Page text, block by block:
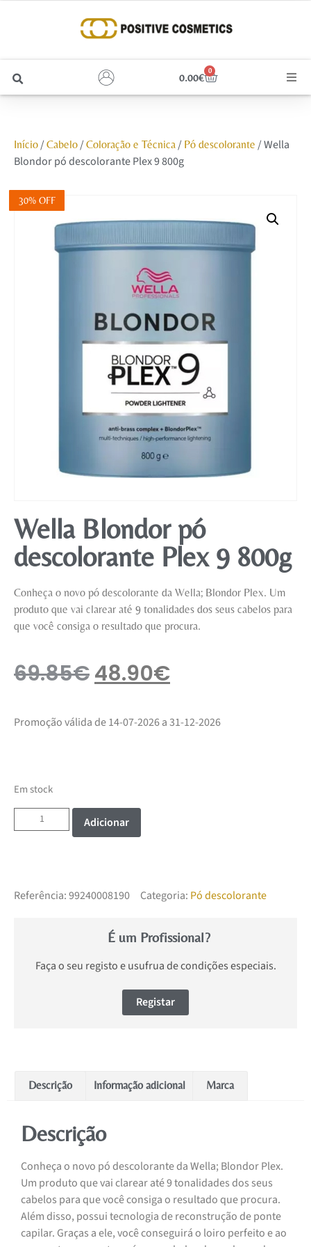
0.00€
0
Unhas
Início/ Cabelo/ Coloração e Técnica/ Pó descolorante / Wella
Blondor pó descolorante Plex 9 800g
30% OFF
Wella Blondor pó
descolorante Plex 9 800g
Conheça o novo pó descolorante da Wella; Blondor Plex. Um
produto que vai clarear até 9 tonalidades dos seus cabelos para
que você consiga o resultado que procura.
69.85€48.90€
Promoção válida de 14-07-2026 a 31-12-2026
Em stock
Adicionar
Referência:99240008190 Categoria: Pó descolorante
É um Profissional?
Faça o seu registo e usufrua de condições especiais.
Registar
Descrição Informação adicional Marca
Descrição
Conheça o novo pó descolorante da Wella; Blondor Plex.
Um produto que vai clarear até 9 tonalidades dos seus
cabelos para que você consiga o resultado que procura.
Além disso, possui tecnologia de reconstrução de ponte
capilar. Graças a ele, você conseguirá o loiro perfeito e ao